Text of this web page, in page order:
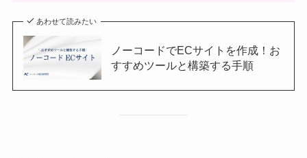
あわせて読みたい
ノーコードでECサイトを作成！お
すすめツールと構築する手順